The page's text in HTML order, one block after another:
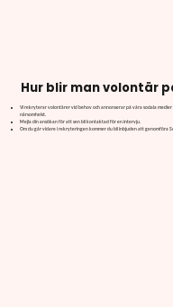
Hur blir man volontär
Vi rekryterar volontärer vid behov och annonserar på våra sociala
närsomhelst.
Mejla din ansökan för att sen bli kontaktad för en intervju.
Om du går vidare i rekryteringen kommer du bli inbjuden att genomföra